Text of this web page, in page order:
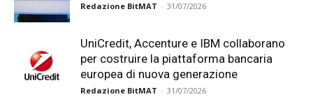
Redazione BitMAT - 31/07/2026
UniCredit, Accenture e IBM collaborano
per costruire la piattaforma bancaria
europea di nuova generazione
Redazione BitMAT - 31/07/2026